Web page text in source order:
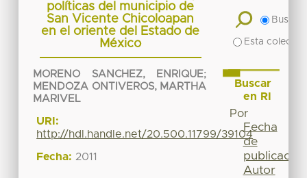
políticas del municipio de
San Vicente Chicoloapan
en el oriente del Estado de
México
MORENO SANCHEZ, ENRIQUE;
MENDOZA ONTIVEROS, MARTHA
MARIVEL
URI:
http://hdl.handle.net/20.500.11799/39104
Fecha: 2011
Buscar
Esta
Buscar
en RI
Por
Fecha
de
publicación
Autor